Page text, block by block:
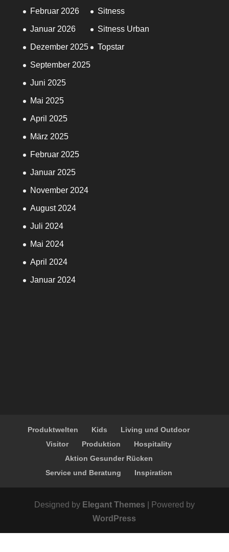
Februar 2026
Januar 2026
Dezember 2025
September 2025
Juni 2025
Mai 2025
April 2025
März 2025
Februar 2025
Januar 2025
November 2024
August 2024
Juli 2024
Mai 2024
April 2024
Januar 2024
Sitness
Sitness Urban
Topstar
Produktwelten Kids
Living und Outdoor
Visitor
Produktion
Hospitality
Aktion Gesunder Rücken
Service und Beratung
Inspiration
Designed by Elegant Themes | Powered by
WordPress